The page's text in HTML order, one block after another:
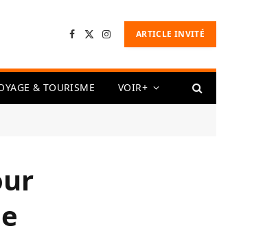
Facebook
X
InstagramARTICLE INVITÉ
& TOURISME VOIR+